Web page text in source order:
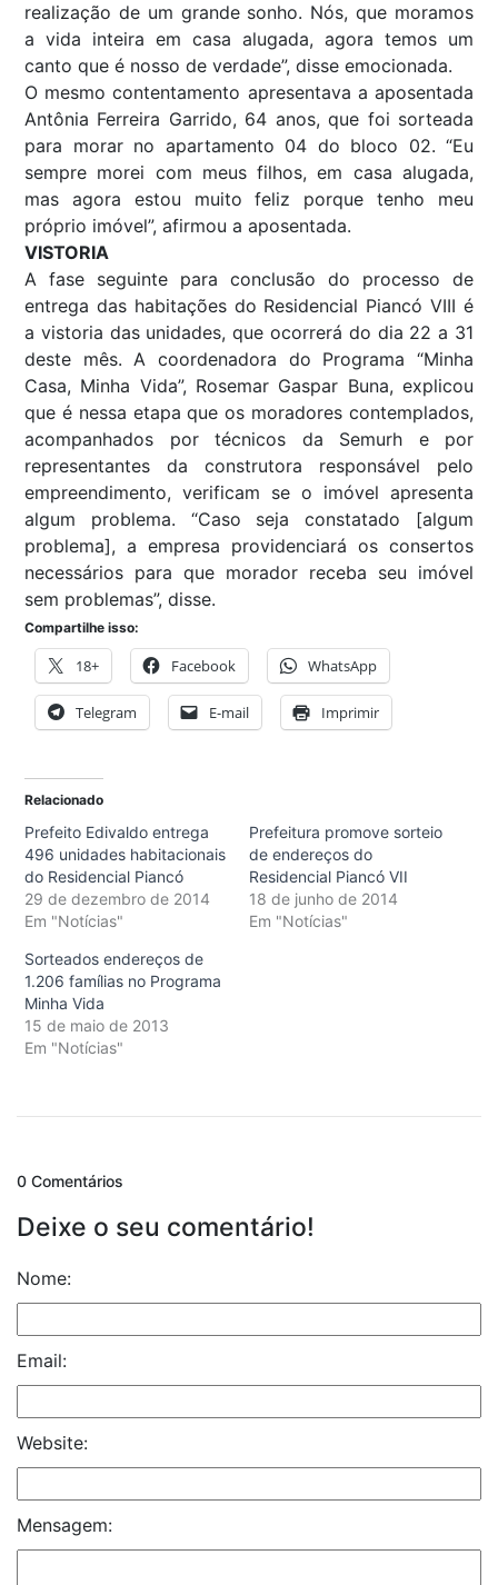
realização de um grande sonho. Nós, que moramos
a vida inteira em casa alugada, agora temos um
canto que é nosso de verdade”, disse emocionada.
O mesmo contentamento apresentava a aposentada
Antônia Ferreira Garrido, 64 anos, que foi sorteada
para morar no apartamento 04 do bloco 02. “Eu
sempre morei com meus filhos, em casa alugada,
mas agora estou muito feliz porque tenho meu
próprio imóvel”, afirmou a aposentada.
VISTORIA
A fase seguinte para conclusão do processo de
entrega das habitações do Residencial Piancó VIII é
a vistoria das unidades, que ocorrerá do dia 22 a 31
deste mês. A coordenadora do Programa “Minha
Casa, Minha Vida”, Rosemar Gaspar Buna, explicou
que é nessa etapa que os moradores contemplados,
acompanhados por técnicos da Semurh e por
representantes da construtora responsável pelo
empreendimento, verificam se o imóvel apresenta
algum problema. “Caso seja constatado [algum
problema], a empresa providenciará os consertos
necessários para que morador receba seu imóvel
sem problemas”, disse.
Compartilhe isso:
18+ Facebook WhatsApp
Telegram E-mail Imprimir
Relacionado
Prefeito Edivaldo entrega
496 unidades habitacionais
do Residencial Piancó
29 de dezembro de 2014
Em "Notícias"
Prefeitura promove sorteio
de endereços do
Residencial Piancó VII
18 de junho de 2014
Em "Notícias"
Sorteados endereços de
1.206 famílias no Programa
Minha Vida
15 de maio de 2013
Em "Notícias"
0 Comentários
Deixe o seu comentário!
Nome:
Email:
Website:
Mensagem: